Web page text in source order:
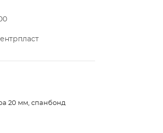
20 мм, спанбонд